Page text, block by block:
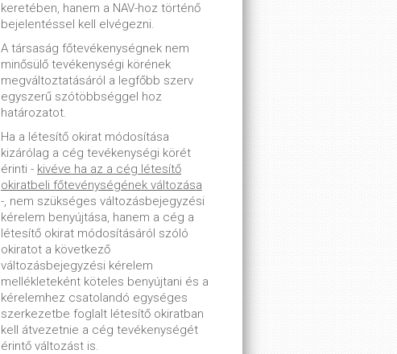
keretében, hanem a NAV-hoz történő
bejelentéssel kell elvégezni.
A társaság főtevékenységnek nem
minősülő tevékenységi körének
megváltoztatásáról a legfőbb szerv
egyszerű szótöbbséggel hoz
határozatot.
Ha a létesítő okirat módosítása
kizárólag a cég tevékenységi körét
érinti - kivéve ha az a cég létesítő
okiratbeli főtevénységének változása
-, nem szükséges változásbejegyzési
kérelem benyújtása, hanem a cég a
létesítő okirat módosításáról szóló
okiratot a következő
változásbejegyzési kérelem
mellékleteként köteles benyújtani és a
kérelemhez csatolandó egységes
szerkezetbe foglalt létesítő okiratban
kell átvezetnie a cég tevékenységét
érintő változást is.